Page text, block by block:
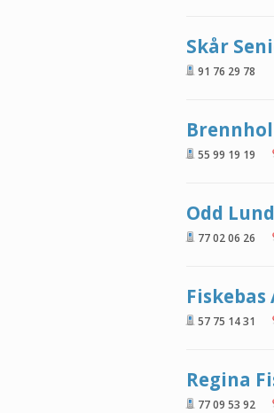
Skår
91 76 29 78
55 99 19 19
Odd
77 02 06 26
Fiskebas
57 75 14 31
Regina
77 09 53 92